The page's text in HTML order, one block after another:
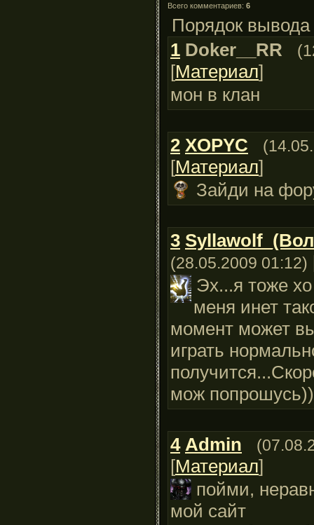
Всего комментариев: 6
Порядок
1 Doker__RR
[Материал]
мон в клан
2 XOPYC
[Материал]
Зайди на
3
(28.05.2009 01:12)
Эх...я тоже
меня инет
момент может
играть
мож попрошусь))
4 Admin
[Материал]
пойми,
мой сайт